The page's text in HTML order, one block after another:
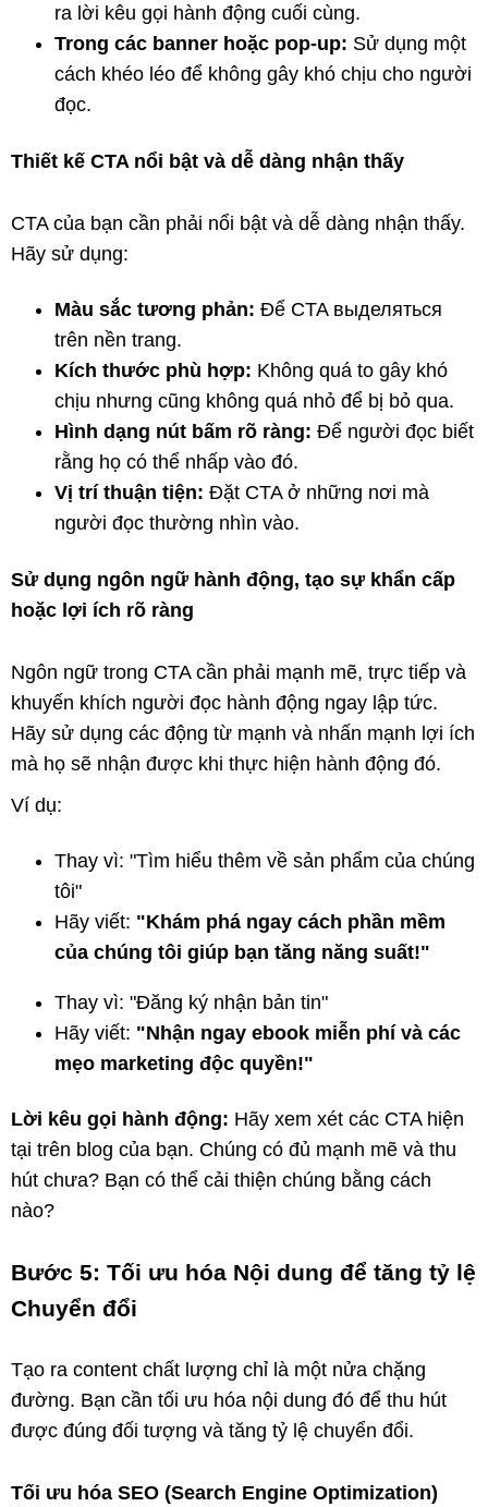
ra lời kêu gọi hành động cuối cùng.
Trong các banner hoặc pop-up: Sử dụng một
cách khéo léo để không gây khó chịu cho người
đọc.
Thiết kế CTA nổi bật và dễ dàng nhận thấy
CTA của bạn cần phải nổi bật và dễ dàng nhận thấy.
Hãy sử dụng:
Màu sắc tương phản: Để CTA выделяться
trên nền trang.
Kích thước phù hợp: Không quá to gây khó
chịu nhưng cũng không quá nhỏ để bị bỏ qua.
Hình dạng nút bấm rõ ràng: Để người đọc biết
rằng họ có thể nhấp vào đó.
Vị trí thuận tiện: Đặt CTA ở những nơi mà
người đọc thường nhìn vào.
Sử dụng ngôn ngữ hành động, tạo sự khẩn cấp
hoặc lợi ích rõ ràng
Ngôn ngữ trong CTA cần phải mạnh mẽ, trực tiếp và
khuyến khích người đọc hành động ngay lập tức.
Hãy sử dụng các động từ mạnh và nhấn mạnh lợi ích
mà họ sẽ nhận được khi thực hiện hành động đó.
Ví dụ:
Thay vì: "Tìm hiểu thêm về sản phẩm của chúng
tôi"
Hãy viết: "Khám phá ngay cách phần mềm
của chúng tôi giúp bạn tăng năng suất!"
Thay vì: "Đăng ký nhận bản tin"
Hãy viết: "Nhận ngay ebook miễn phí và các
mẹo marketing độc quyền!"
Lời kêu gọi hành động: Hãy xem xét các CTA hiện
tại trên blog của bạn. Chúng có đủ mạnh mẽ và thu
hút chưa? Bạn có thể cải thiện chúng bằng cách
nào?
Bước 5: Tối ưu hóa Nội dung để tăng tỷ lệ
Chuyển đổi
Tạo ra content chất lượng chỉ là một nửa chặng
đường. Bạn cần tối ưu hóa nội dung đó để thu hút
được đúng đối tượng và tăng tỷ lệ chuyển đổi.
Tối ưu hóa SEO (Search Engine Optimization)